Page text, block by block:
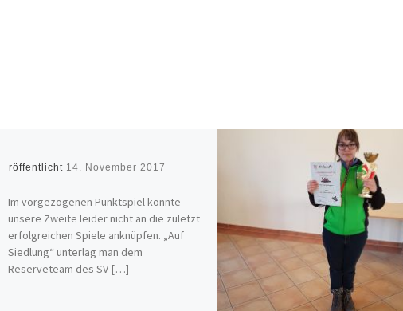
Veröffentlicht 14. November 2017
Im vorgezogenen Punktspiel konnte
unsere Zweite leider nicht an die zuletzt
erfolgreichen Spiele anknüpfen. „Auf
Siedlung“ unterlag man dem
Reserveteam des SV […]